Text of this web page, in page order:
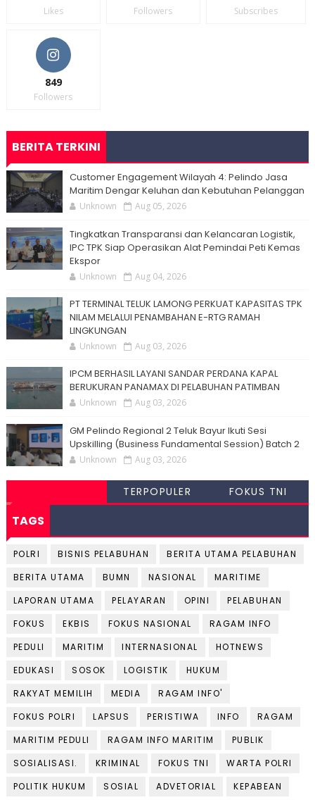
Likes Followers Subscribes
849
Followers
BERITA TERKINI
Customer Engagement Wilayah 4: Pelindo Jasa
Maritim Dengar Keluhan dan Kebutuhan Pelanggan
Unknown Aug 05, 2026
Tingkatkan Transparansi dan Kelancaran Logistik,
IPC TPK Siap Operasikan Alat Pemindai Peti Kemas
Ekspor
Unknown Aug 04, 2026
PT TERMINAL TELUK LAMONG PERKUAT KAPASITAS TPK
NILAM MELALUI PENAMBAHAN E-RTG RAMAH
LINGKUNGAN
Unknown Aug 03, 2026
IPCM BERHASIL LAYANI SANDAR PERDANA KAPAL
BERUKURAN PANAMAX DI PELABUHAN PATIMBAN
Unknown Aug 03, 2026
GM Pelindo Regional 2 Teluk Bayur Ikuti Sesi
Upskilling (Business Fundamental Session) Batch 2
Unknown Aug 03, 2026
TERPOPULER FOKUS TNI
TAGS
POLRI BISNIS PELABUHAN
BERITA UTAMA PELABUHAN
BERITA UTAMA
BUMN NASIONAL
MARITIME
LAPORAN UTAMA
PELAYARAN OPINI
PELABUHAN
FOKUS
EKBIS FOKUS NASIONAL
RAGAM INFO
PEDULI
MARITIM INTERNASIONAL
HOTNEWS
EDUKASI
SOSOK LOGISTIK
HUKUM
RAKYAT MEMILIH
MEDIA
RAGAM INFO'
FOKUS POLRI
LAPSUS PERISTIWA INFO
RAGAM
MARITIM PEDULI
RAGAM INFO MARITIM
PUBLIK
SOSIALISASI.
KRIMINAL FOKUS TNI
WARTA POLRI
POLITIK HUKUM
SOSIAL ADVETORIAL
KEPABEAN